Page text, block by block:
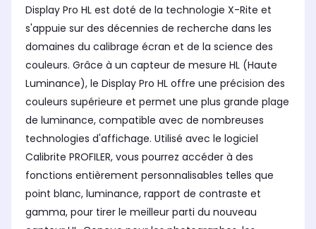
Display Pro HL est doté de la technologie X-Rite et
s'appuie sur des décennies de recherche dans les
domaines du calibrage écran et de la science des
couleurs. Grâce à un capteur de mesure HL (Haute
Luminance), le Display Pro HL offre une précision des
couleurs supérieure et permet une plus grande plage
de luminance, compatible avec de nombreuses
technologies d'affichage. Utilisé avec le logiciel
Calibrite PROFILER, vous pourrez accéder à des
fonctions entièrement personnalisables telles que
point blanc, luminance, rapport de contraste et
gamma, pour tirer le meilleur parti du nouveau